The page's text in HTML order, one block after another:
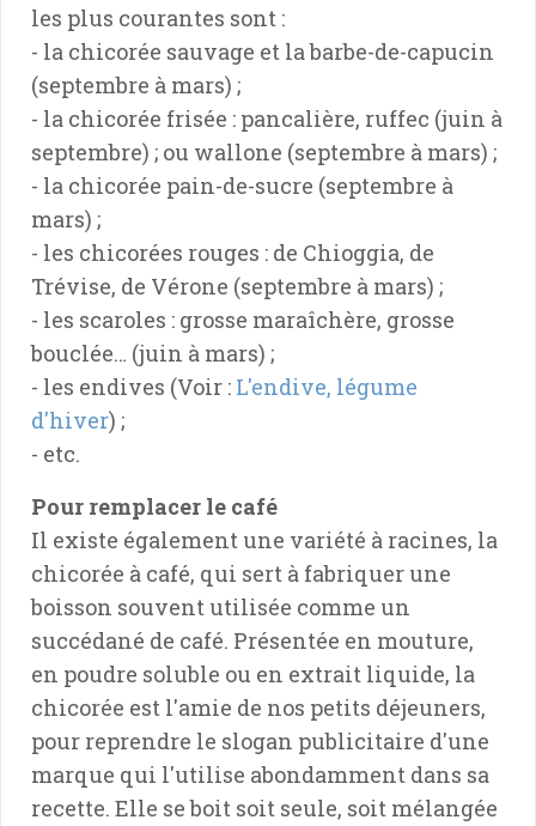
les plus courantes sont :
- la chicorée sauvage et la barbe-de-capucin
(septembre à mars) ;
- la chicorée frisée : pancalière, ruffec (juin à
septembre) ; ou wallone (septembre à mars) ;
- la chicorée pain-de-sucre (septembre à
mars) ;
- les chicorées rouges : de Chioggia, de
Trévise, de Vérone (septembre à mars) ;
- les scaroles : grosse maraîchère, grosse
bouclée… (juin à mars) ;
- les endives (Voir : L'endive, légume
d'hiver) ;
- etc.
Pour remplacer le café
Il existe également une variété à racines, la
chicorée à café, qui sert à fabriquer une
boisson souvent utilisée comme un
succédané de café. Présentée en mouture,
en poudre soluble ou en extrait liquide, la
chicorée est l'amie de nos petits déjeuners,
pour reprendre le slogan publicitaire d'une
marque qui l'utilise abondamment dans sa
recette. Elle se boit soit seule, soit mélangée